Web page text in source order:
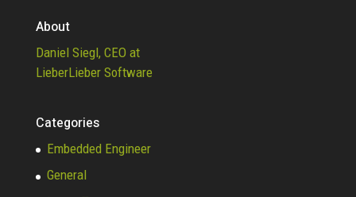
About
Daniel Siegl, CEO at
LieberLieber Software
Categories
Embedded Engineer
General